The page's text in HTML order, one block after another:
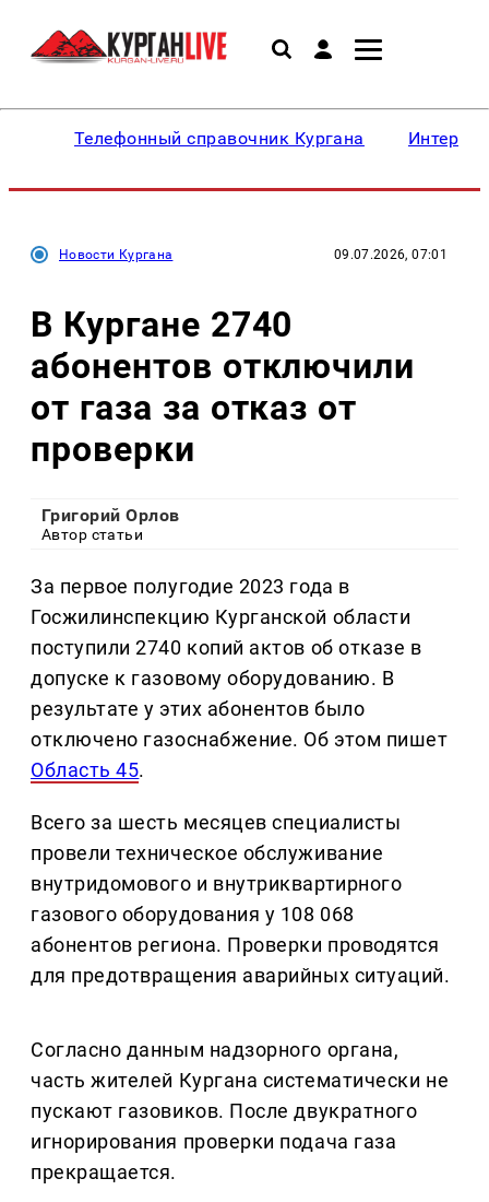
Телефонный справочник Кургана
Новости Кургана 09.07.2026, 07:01
В Кургане 2740
абонентов отключили
от газа за отказ от
проверки
Григорий Орлов
Автор статьи
За первое полугодие 2023 года в
Госжилинспекцию Курганской области
поступили 2740 копий актов об отказе в
допуске к газовому оборудованию. В
результате у этих абонентов было
отключено газоснабжение. Об этом пишет
Область 45.
Всего за шесть месяцев специалисты
провели техническое обслуживание
внутридомового и внутриквартирного
газового оборудования у 108 068
абонентов региона. Проверки проводятся
для предотвращения аварийных ситуаций.
Согласно данным надзорного органа,
часть жителей Кургана систематически не
пускают газовиков. После двукратного
игнорирования проверки подача газа
прекращается.